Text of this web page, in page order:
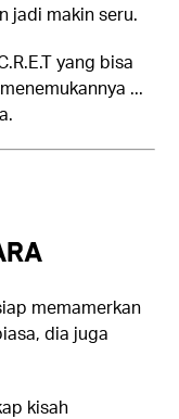
jadi makin seru.
yang bisa
...
memamerkan
dia juga
kisah